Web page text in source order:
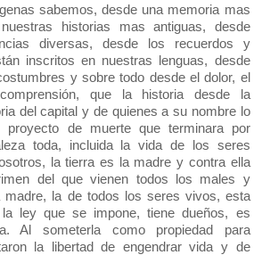
sabemos, desde una memoria mas
historias mas antiguas, desde
diversas, desde los recuerdos y
inscritos en nuestras lenguas, desde
y sobre todo desde el dolor, el
que la historia desde la
del capital y de quienes a su nombre lo
proyecto de muerte que terminara por
toda, incluida la vida de los seres
la tierra es la madre y contra ella
del que vienen todos los males y
madre, la de todos los seres vivos, esta
ley que se impone, tiene dueños, es
Al someterla como propiedad para
la libertad de engendrar vida y de